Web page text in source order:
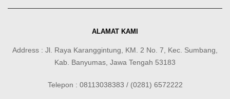
ALAMAT KAMI
Address : Jl. Raya Karanggintung, KM. 2 No. 7, Kec. Sumbang,
Kab. Banyumas, Jawa Tengah 53183
Telepon : 08113038383 / (0281) 6572222